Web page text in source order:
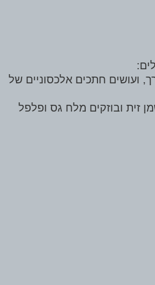
ועושים חתכים אלכסוניים של
זית ובוזקים מלח גס ופלפל